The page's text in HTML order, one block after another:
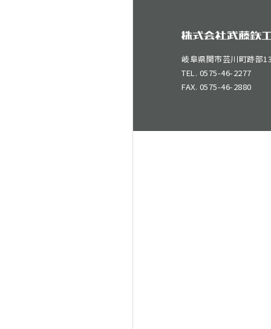
岐阜県関市芸川町跡部
TEL. 0575-46-2277
FAX. 0575-46-2880